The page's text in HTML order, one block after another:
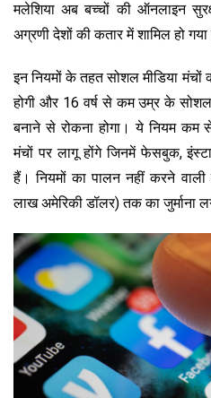
मलेशिया अब बच्चों की ऑनलाइन
अग्रणी देशों की कतार में शामिल हो गया
इन नियमों के तहत सोशल मीडिया
होगी और 16 वर्ष से कम उम्र के
बनाने से रोकना होगा। ये नियम
मंचों पर लागू होंगे जिनमें फेसबुक,
हैं। नियमों का पालन नहीं करने
लाख अमेरिकी डॉलर) तक का जुर्माना